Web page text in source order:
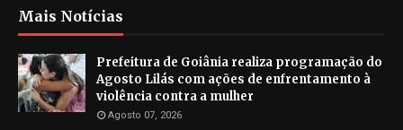
Mais Notícias
Prefeitura de Goiânia realiza programação do
Agosto Lilás com ações de enfrentamento à
violência contra a mulher
Agosto 07, 2026